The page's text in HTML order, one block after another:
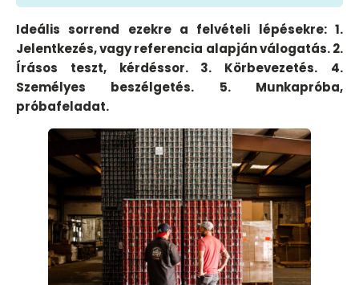
Ideális sorrend ezekre a felvételi lépésekre: 1.
Jelentkezés, vagy referencia alapján válogatás. 2.
Írásos teszt, kérdéssor. 3. Körbevezetés.
4.
Személyes beszélgetés. 5. Munkapróba,
próbafeladat.